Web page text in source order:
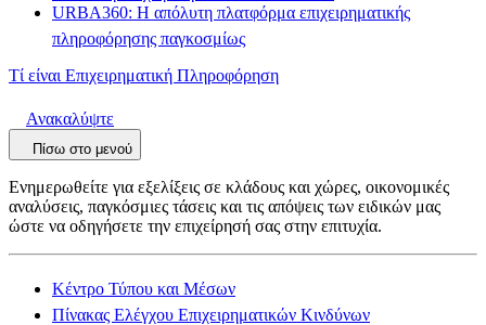
URBA360: Η απόλυτη πλατφόρμα επιχειρηματικής
πληροφόρησης παγκοσμίως
Τί είναι Επιχειρηματική Πληροφόρηση
Ανακαλύψτε
Πίσω στο μενού
Ενημερωθείτε για εξελίξεις σε κλάδους και χώρες, οικονομικές
αναλύσεις, παγκόσμιες τάσεις και τις απόψεις των ειδικών μας
ώστε να οδηγήσετε την επιχείρησή σας στην επιτυχία.
Κέντρο Τύπου και Μέσων
Πίνακας Ελέγχου Επιχειρηματικών Κινδύνων